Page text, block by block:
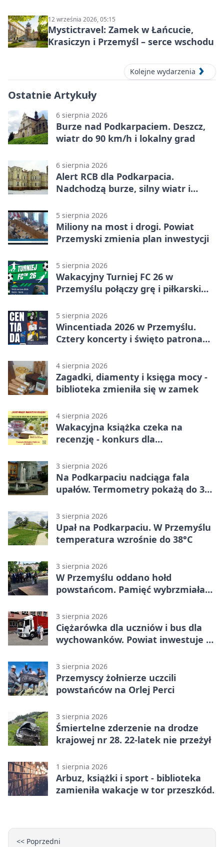
12 września 2026, 05:15
Mystictravel: Zamek w Łańcucie,
Krasiczyn i Przemyśl – serce wschodu
Kolejne wydarzenia
Ostatnie Artykuły
6 sierpnia 2026
Burze nad Podkarpaciem. Deszcz,
wiatr do 90 km/h i lokalny grad
6 sierpnia 2026
Alert RCB dla Podkarpacia.
Nadchodzą burze, silny wiatr i
5 sierpnia 2026
Miliony na most i drogi. Powiat
Przemyski zmienia plan inwestycji
5 sierpnia 2026
Wakacyjny Turniej FC 26 w
Przemyślu połączy grę i piłkarski
5 sierpnia 2026
Wincentiada 2026 w Przemyślu.
Cztery koncerty i święto patrona
4 sierpnia 2026
Zagadki, diamenty i księga mocy -
biblioteka zmieniła się w zamek
4 sierpnia 2026
Wakacyjna książka czeka na
recenzję - konkurs dla
3 sierpnia 2026
Na Podkarpaciu nadciąga fala
upałów. Termometry pokażą do 36
3 sierpnia 2026
Upał na Podkarpaciu. W Przemyślu
temperatura wzrośnie do 38°C
3 sierpnia 2026
W Przemyślu oddano hołd
powstańcom. Pamięć wybrzmiała
3 sierpnia 2026
Ciężarówka dla uczniów i bus dla
wychowanków. Powiat inwestuje w
3 sierpnia 2026
Przemyscy żołnierze uczcili
powstańców na Orlej Perci
3 sierpnia 2026
Śmiertelne zderzenie na drodze
krajowej nr 28. 22-latek nie przeżył
1 sierpnia 2026
Arbuz, książki i sport - biblioteka
zamieniła wakacje w tor przeszkód.
<< Poprzedni